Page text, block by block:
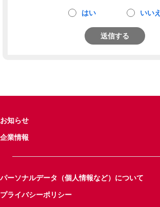
はい いいえ
送信する
お知らせ
企業情報
パーソナルデータ（個人情報など）について
プライバシーポリシー